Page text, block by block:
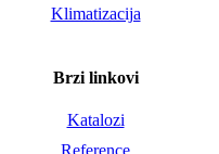
Klimatizacija
Brzi linkovi
Katalozi